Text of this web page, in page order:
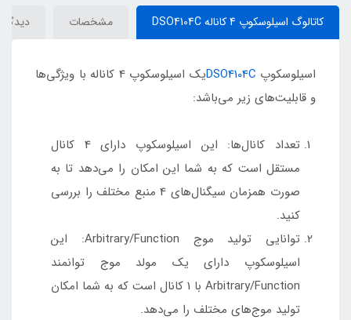
کاتالوگ اسیلوسکوپ 4 کاناله DSO4104C مشخصات
اسیلوسکوپ DSO4104C
یک اسیلوسکوپ 4 کاناله با ویژگی‌ها
و قابلیت‌های زیر می‌باشد:
تعداد کانال‌ها: این اسیلوسکوپ دارای 4 کانال
مستقل است که به شما این امکان را می‌دهد تا به
صورت همزمان سیگنال‌های 4 منبع مختلف را بررسی
کنید.
توانایی تولید موج Arbitrary/Function: این
اسیلوسکوپ دارای یک مولد موج توانمند
Arbitrary/Function با 1 کانال است که به شما امکان
تولید موج‌های مختلف را می‌دهد.